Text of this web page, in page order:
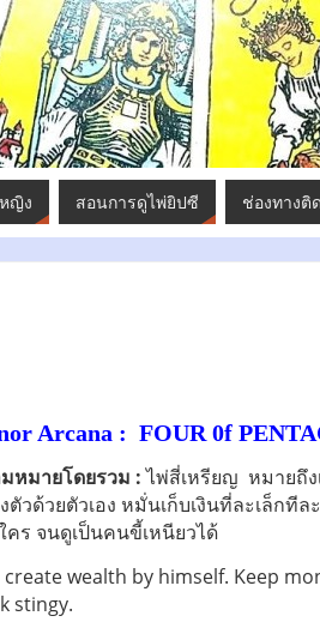
ญิง สอนการดูไพ่ยิปซี ช่องทางติ
Arcana : FOUR 0f
หมายโดยรวม :ไพ่สี่เหรียญ หมายถึง
ตัวด้วยตัวเอง หมั่นเก็บเงินที่ละเล็กที
คร จนดูเป็นคนขี้เหนียวได้
wealth by himself. Keep
stingy.